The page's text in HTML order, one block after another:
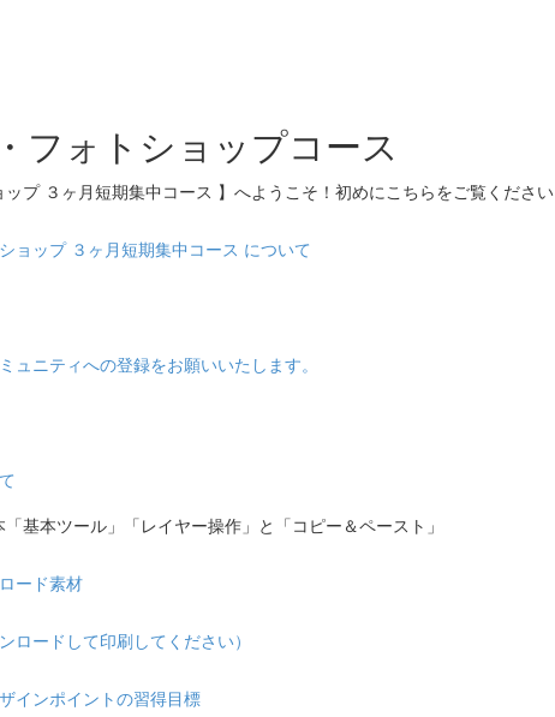
フォトショップコース
ップ ３ヶ月短期集中コース 】へようこそ！初めにこちらをご覧ください
ョップ ３ヶ月短期集中コース について
ュニティへの登録をお願いいたします。
基本ツール」「レイヤー操作」と「コピー＆ペースト」
ード素材
ードして印刷してください）
インポイントの習得目標